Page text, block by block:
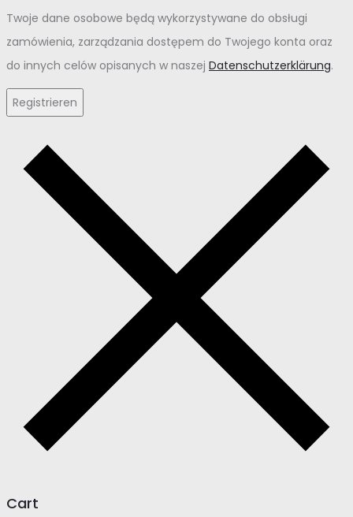
Twoje dane osobowe będą wykorzystywane do obsługi
zamówienia, zarządzania dostępem do Twojego konta oraz
do innych celów opisanych w naszej Datenschutzerklärung.
Registrieren
Cart